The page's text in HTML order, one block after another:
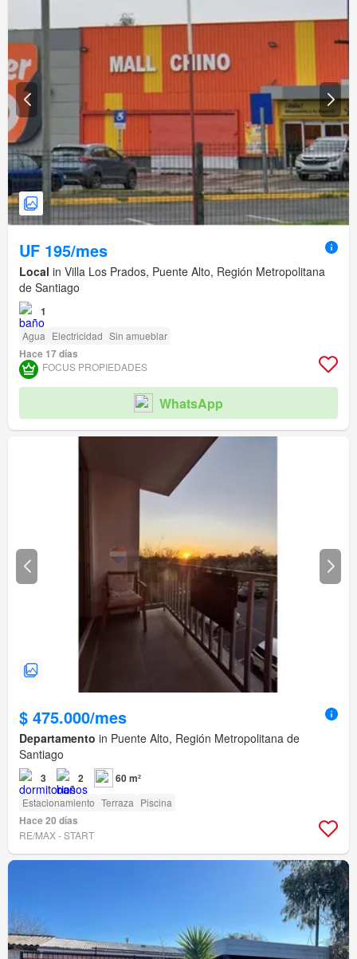
UF 195/mes
Local in Villa Los Prados, Puente Alto, Región Metropolitana
de Santiago
1
Agua Electricidad Sin amueblar
Hace 17 días
FOCUS PROPIEDADES
WhatsApp
$ 475.000/mes
Departamento in Puente Alto, Región Metropolitana de
Santiago
3 2 60 m²
Estacionamiento Terraza Piscina
Hace 20 días
RE/MAX - START